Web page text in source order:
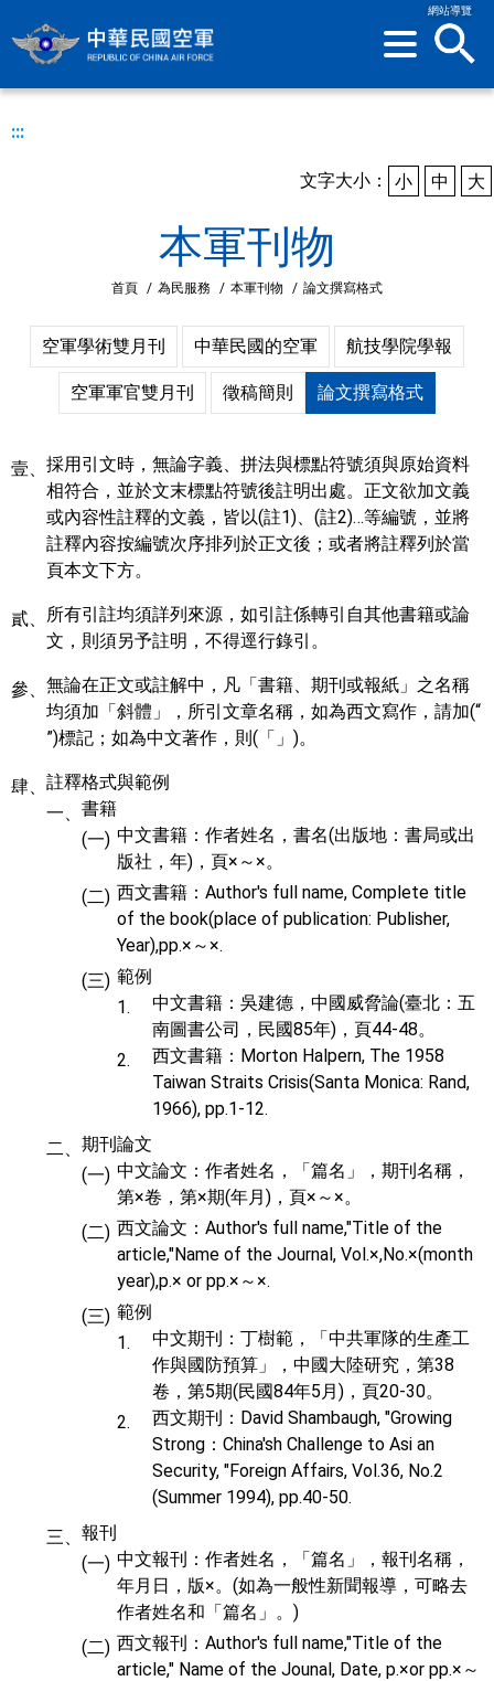
網站導覽
:::
文字大小： 小 中 大
本軍刊物
首頁 / 為民服務 / 本軍刊物 / 論文撰寫格式
空軍學術雙月刊 中華民國的空軍 航技學院學報
空軍軍官雙月刊 徵稿簡則 論文撰寫格式
壹、 採用引文時，無論字義、拼法與標點符號須與原始資料
相符合，並於文末標點符號後註明出處。正文欲加文義
或內容性註釋的文義，皆以(註1)、(註2)…等編號，並將
註釋內容按編號次序排列於正文後；或者將註釋列於當
頁本文下方。
貳、 所有引註均須詳列來源，如引註係轉引自其他書籍或論
文，則須另予註明，不得逕行錄引。
參、 無論在正文或註解中，凡「書籍、期刊或報紙」之名稱
均須加「斜體」，所引文章名稱，如為西文寫作，請加(“
”)標記；如為中文著作，則(「」)。
肆、 註釋格式與範例
一、 書籍
(一) 中文書籍：作者姓名，書名(出版地：書局或出
版社，年)，頁×～×。
(二) 西文書籍：Author's full name, Complete title
of the book(place of publication: Publisher,
Year),pp.×～×.
(三) 範例
1.
中文書籍：吳建德，中國威脅論(臺北：五
南圖書公司，民國85年)，頁44-48。
2.
西文書籍：Morton Halpern, The 1958
Taiwan Straits Crisis(Santa Monica: Rand,
1966), pp.1-12.
二、 期刊論文
(一) 中文論文：作者姓名，「篇名」，期刊名稱，
第×卷，第×期(年月)，頁×～×。
(二) 西文論文：Author's full name,"Title of the
article,"Name of the Journal, Vol.×,No.×(month
year),p.× or pp.×～×.
(三) 範例
1.
中文期刊：丁樹範，「中共軍隊的生產工
作與國防預算」，中國大陸研究，第38
卷，第5期(民國84年5月)，頁20-30。
2.
西文期刊：David Shambaugh, "Growing
Strong：China'sh Challenge to Asi an
Security, "Foreign Affairs, Vol.36, No.2
(Summer 1994), pp.40-50.
三、 報刊
(一) 中文報刊：作者姓名，「篇名」，報刊名稱，
年月日，版×。(如為一般性新聞報導，可略去
作者姓名和「篇名」。)
(二) 西文報刊：Author's full name,"Title of the
article," Name of the Jounal, Date, p.×or pp.×～